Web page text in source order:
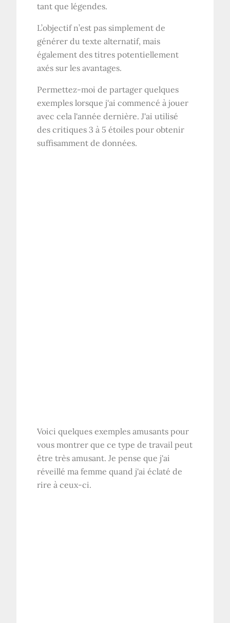
tant que légendes.
L’objectif n’est pas simplement de
générer du texte alternatif, mais
également des titres potentiellement
axés sur les avantages.
Permettez-moi de partager quelques
exemples lorsque j'ai commencé à jouer
avec cela l'année dernière. J'ai utilisé
des critiques 3 à 5 étoiles pour obtenir
suffisamment de données.
Voici quelques exemples amusants pour
vous montrer que ce type de travail peut
être très amusant. Je pense que j'ai
réveillé ma femme quand j'ai éclaté de
rire à ceux-ci.